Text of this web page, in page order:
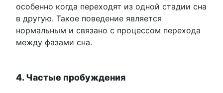
особенно когда переходят из одной стадии сна
в другую. Такое поведение является
нормальным и связано с процессом перехода
между фазами сна.
4. Частые пробуждения